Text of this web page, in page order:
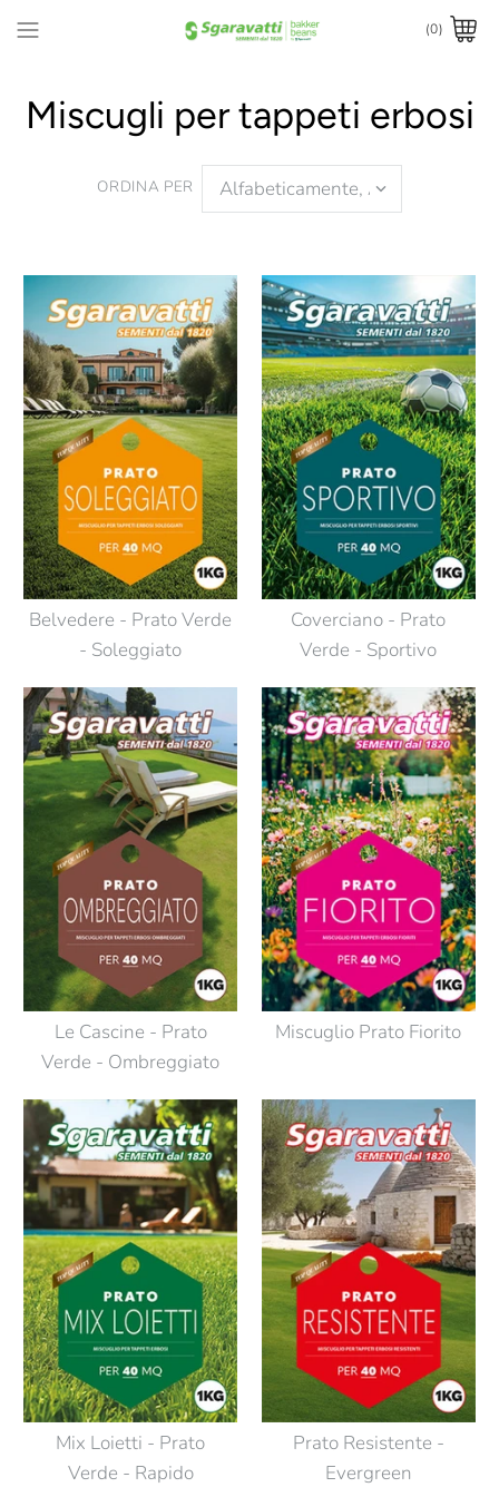
(0)
Miscugli per tappeti erbosi
ORDINA PER
Belvedere - Prato Verde
- Soleggiato
Coverciano - Prato
Verde - Sportivo
Le Cascine - Prato
Verde - Ombreggiato
Miscuglio Prato Fiorito
Mix Loietti - Prato
Verde - Rapido
Prato Resistente -
Evergreen